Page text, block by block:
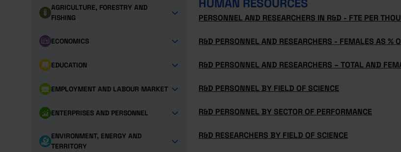
AGRICULTURE, FORESTRY AND
FISHING
ECONOMICS
EDUCATION
EMPLOYMENT AND LABOUR MARKET
ENTERPRISES AND PERSONNEL
ENVIRONMENT, ENERGY AND
TERRITORY
HUMAN RESOURCES
PERSONNEL AND RESEARCHERS IN R&D - FTE PER
R&D PERSONNEL AND RESEARCHERS - FEMALES AS %
R&D PERSONNEL AND RESEARCHERS – TOTAL AND
R&D PERSONNEL BY FIELD OF SCIENCE
R&D PERSONNEL BY SECTOR OF PERFORMANCE
R&D RESEARCHERS BY FIELD OF SCIENCE